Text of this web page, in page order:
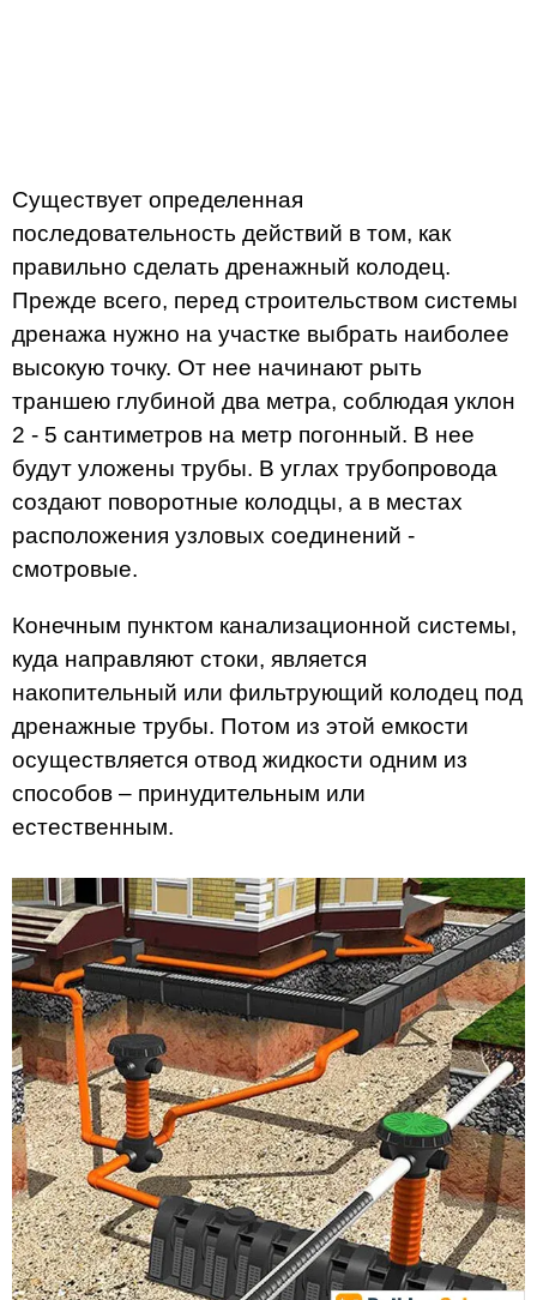
Существует определенная
последовательность действий в том, как
правильно сделать дренажный колодец.
Прежде всего, перед строительством системы
дренажа нужно на участке выбрать наиболее
высокую точку. От нее начинают рыть
траншею глубиной два метра, соблюдая уклон
2 - 5 сантиметров на метр погонный. В нее
будут уложены трубы. В углах трубопровода
создают поворотные колодцы, а в местах
расположения узловых соединений -
смотровые.
Конечным пунктом канализационной системы,
куда направляют стоки, является
накопительный или фильтрующий колодец под
дренажные трубы. Потом из этой емкости
осуществляется отвод жидкости одним из
способов – принудительным или
естественным.